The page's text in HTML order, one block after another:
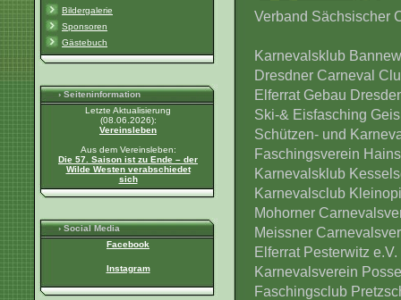
Bildergalerie
Sponsoren
Gästebuch
› Seiteninformation
Letzte Aktualisierung
(08.06.2026):
Vereinsleben
Aus dem Vereinsleben:
Die 57. Saison ist zu Ende – der
Wilde Westen verabschiedet
sich
› Social Media
Facebook
Instagram
Verband Sächsischer
Karnevalsklub
Dresdner Carneval
Elferrat Gebau
Ski-& Eisfasching
Schützen- und
Faschingsverein
Karnevalsklub
Karnevalsclub
Mohorner
Meissner
Elferrat Pesterwitz e.V.
Karnevalsverein
Faschingsclub